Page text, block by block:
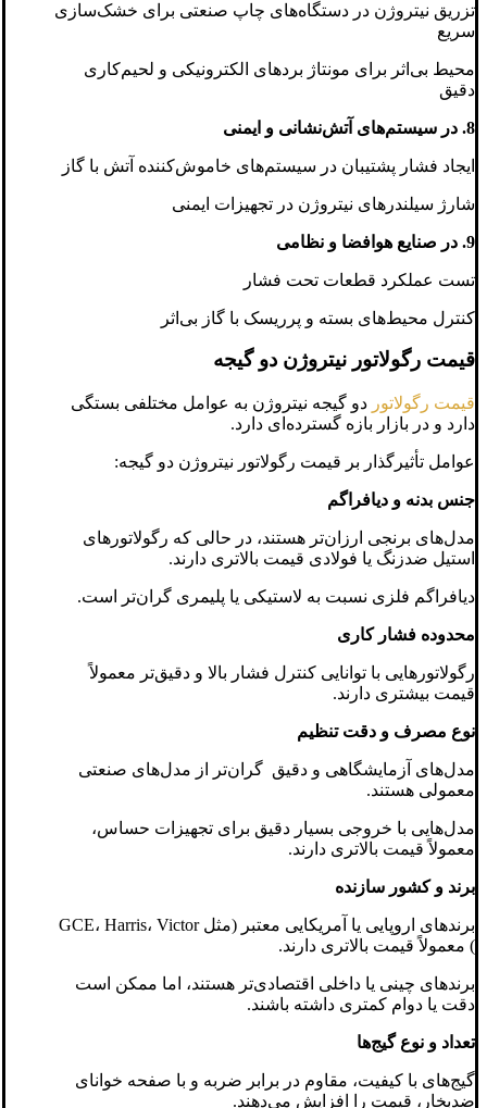
تزریق نیتروژن در دستگاه‌های چاپ صنعتی برای خشک‌سازی
سریع
محیط بی‌اثر برای مونتاژ بردهای الکترونیکی و لحیم‌کاری
دقیق
8. در سیستم‌های آتش‌نشانی و ایمنی
ایجاد فشار پشتیبان در سیستم‌های خاموش‌کننده آتش با گاز
شارژ سیلندرهای نیتروژن در تجهیزات ایمنی
9. در صنایع هوافضا و نظامی
تست عملکرد قطعات تحت فشار
کنترل محیط‌های بسته و پرریسک با گاز بی‌اثر
قیمت رگولاتور نیتروژن دو گیجه
قیمت رگولاتور دو گیجه نیتروژن به عوامل مختلفی بستگی
دارد و در بازار بازه گسترده‌ای دارد.
عوامل تأثیرگذار بر قیمت رگولاتور نیتروژن دو گیجه:
جنس بدنه و دیافراگم
مدل‌های برنجی ارزان‌تر هستند، در حالی که رگولاتورهای
استیل ضدزنگ یا فولادی قیمت بالاتری دارند.
دیافراگم فلزی نسبت به لاستیکی یا پلیمری گران‌تر است.
محدوده فشار کاری
رگولاتورهایی با توانایی کنترل فشار بالا و دقیق‌تر معمولاً
قیمت بیشتری دارند.
نوع مصرف و دقت تنظیم
مدل‌های آزمایشگاهی و دقیق گران‌تر از مدل‌های صنعتی
معمولی هستند.
مدل‌هایی با خروجی بسیار دقیق برای تجهیزات حساس،
معمولاً قیمت بالاتری دارند.
برند و کشور سازنده
برندهای اروپایی یا آمریکایی معتبر (مثل GCE، Harris، Victor
) معمولاً قیمت بالاتری دارند.
برندهای چینی یا داخلی اقتصادی‌تر هستند، اما ممکن است
دقت یا دوام کمتری داشته باشند.
تعداد و نوع گیج‌ها
گیج‌های با کیفیت، مقاوم در برابر ضربه و با صفحه خوانای
ضدبخار، قیمت را افزایش می‌دهند.